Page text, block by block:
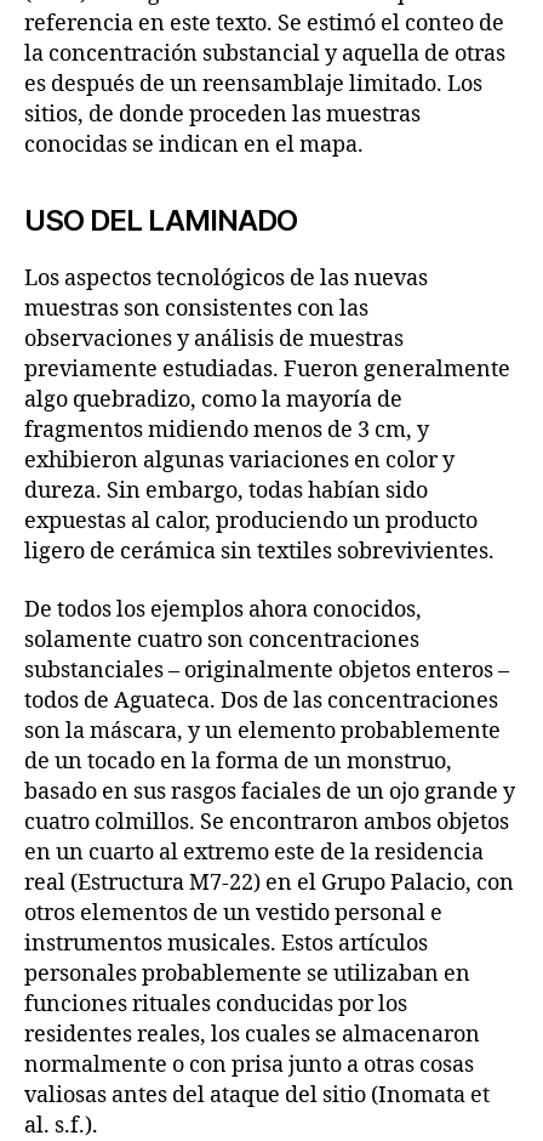
referencia en este texto. Se estimó el conteo de
la concentración substancial y aquella de otras
es después de un reensamblaje limitado. Los
sitios, de donde proceden las muestras
conocidas se indican en el mapa.
USO DEL LAMINADO
Los aspectos tecnológicos de las nuevas
muestras son consistentes con las
observaciones y análisis de muestras
previamente estudiadas. Fueron generalmente
algo quebradizo, como la mayoría de
fragmentos midiendo menos de 3 cm, y
exhibieron algunas variaciones en color y
dureza. Sin embargo, todas habían sido
expuestas al calor, produciendo un producto
ligero de cerámica sin textiles sobrevivientes.
De todos los ejemplos ahora conocidos,
solamente cuatro son concentraciones
substanciales – originalmente objetos enteros –
todos de Aguateca. Dos de las concentraciones
son la máscara, y un elemento probablemente
de un tocado en la forma de un monstruo,
basado en sus rasgos faciales de un ojo grande y
cuatro colmillos. Se encontraron ambos objetos
en un cuarto al extremo este de la residencia
real (Estructura M7-22) en el Grupo Palacio, con
otros elementos de un vestido personal e
instrumentos musicales. Estos artículos
personales probablemente se utilizaban en
funciones rituales conducidas por los
residentes reales, los cuales se almacenaron
normalmente o con prisa junto a otras cosas
valiosas antes del ataque del sitio (Inomata et
al. s.f.).